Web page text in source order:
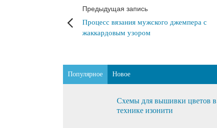
Предыдущая запись
Процесс вязания мужского джемпера с
жаккардовым узором
Популярное Новое
Схемы для вышивки цветов в
технике изонити